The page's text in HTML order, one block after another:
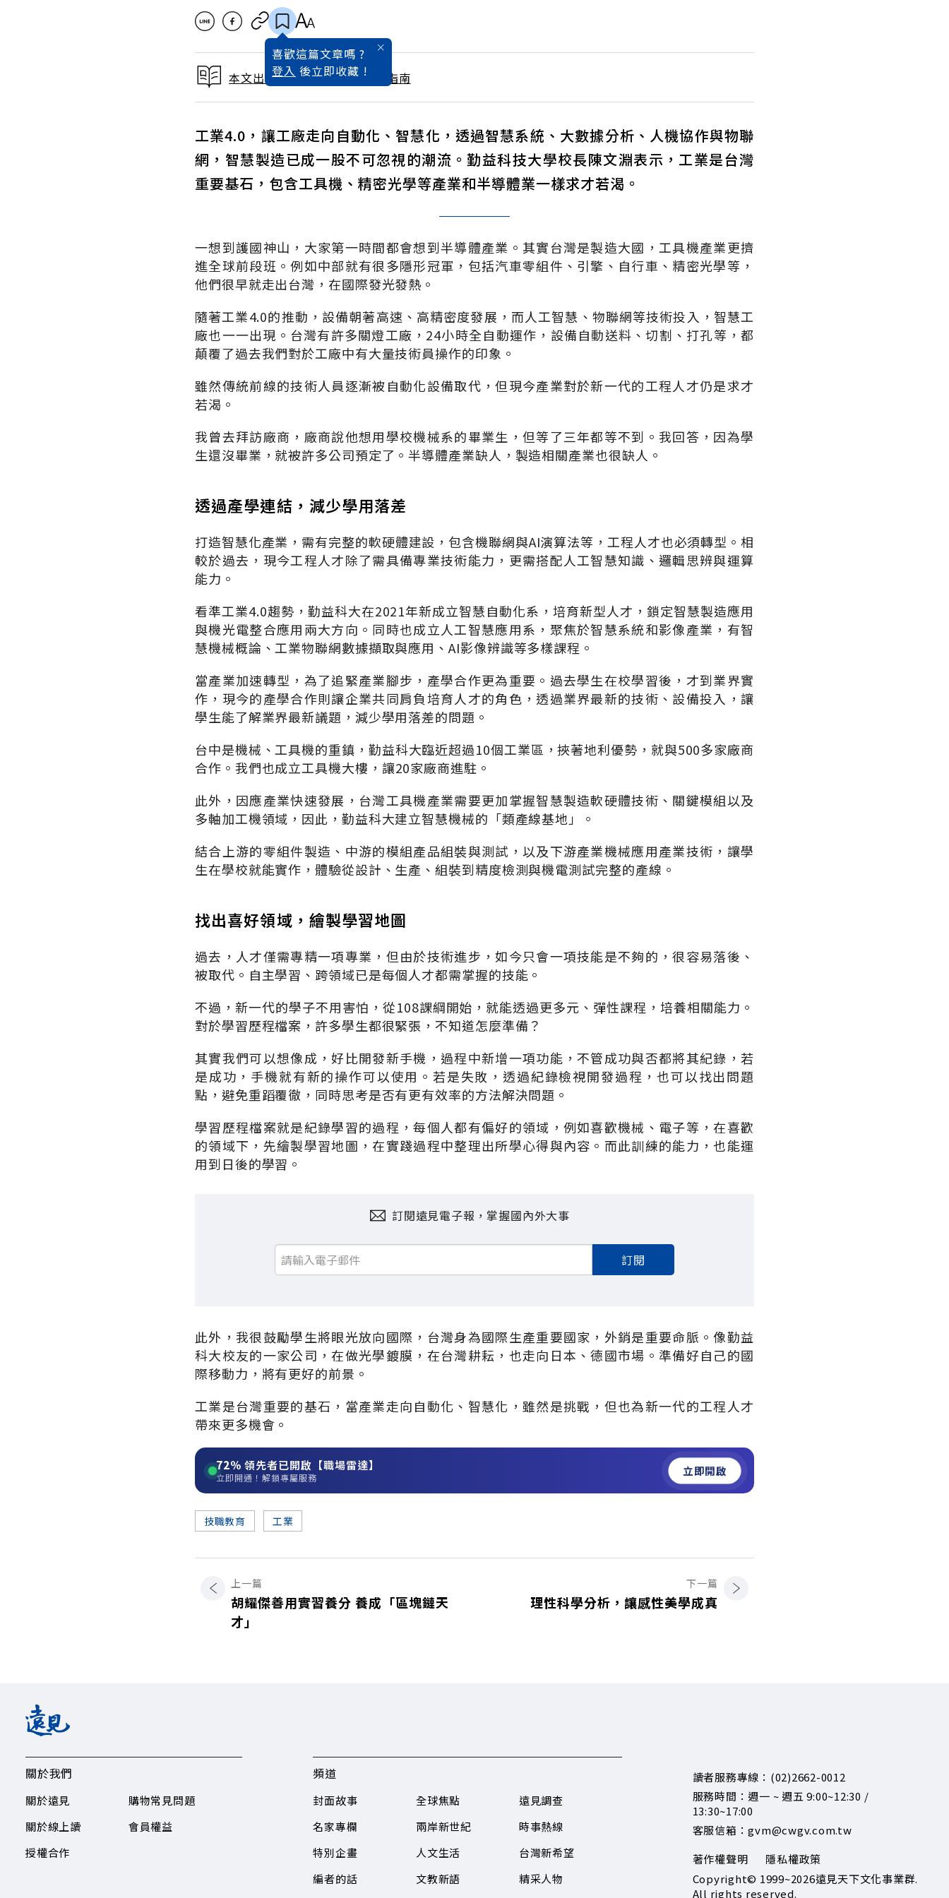
喜歡這篇文章嗎 ?
登入 後立即收藏 !
本文出自2022大學暨技職入學指南
工業4.0，讓工廠走向自動化、智慧化，透過智慧系統、大數據分析、人機協作與物聯
網，智慧製造已成一股不可忽視的潮流。勤益科技大學校長陳文淵表示，工業是台灣
重要基石，包含工具機、精密光學等產業和半導體業一樣求才若渴。
一想到護國神山，大家第一時間都會想到半導體產業。其實台灣是製造大國，工具機產業更擠
進全球前段班。例如中部就有很多隱形冠軍，包括汽車零組件、引擎、自行車、精密光學等，
他們很早就走出台灣，在國際發光發熱。
隨著工業4.0的推動，設備朝著高速、高精密度發展，而人工智慧、物聯網等技術投入，智慧工
廠也一一出現。台灣有許多關燈工廠， 24小時全自動運作，設備自動送料、切割、打孔等，都
顛覆了過去我們對於工廠中有大量技術員操作的印象。
雖然傳統前線的技術人員逐漸被自動化設備取代，但現今產業對於新一代的工程人才仍是求才
若渴。
我曾去拜訪廠商，廠商說他想用學校機械系的畢業生，但等了三年都等不到。我回答，因為學
生還沒畢業，就被許多公司預定了。半導體產業缺人，製造相關產業也很缺人。
透過產學連結，減少學用落差
打造智慧化產業，需有完整的軟硬體建設，包含機聯網與AI演算法等，工程人才也必須轉型。相
較於過去，現今工程人才除了需具備專業技術能力，更需搭配人工智慧知識、邏輯思辨與運算
能力。
看準工業4.0趨勢，勤益科大在2021年新成立智慧自動化系，培育新型人才，鎖定智慧製造應用
與機光電整合應用兩大方向。同時也成立人工智慧應用系，聚焦於智慧系統和影像產業，有智
慧機械概論、工業物聯網數據擷取與應用、AI影像辨識等多樣課程。
當產業加速轉型，為了追緊產業腳步，產學合作更為重要。過去學生在校學習後，才到業界實
作，現今的產學合作則讓企業共同肩負培育人才的角色，透過業界最新的技術、設備投入，讓
學生能了解業界最新議題，減少學用落差的問題。
台中是機械、工具機的重鎮，勤益科大臨近超過10個工業區，挾著地利優勢，就與500多家廠商
合作。我們也成立工具機大樓，讓20家廠商進駐。
此外，因應產業快速發展，台灣工具機產業需要更加掌握智慧製造軟硬體技術、關鍵模組以及
多軸加工機領域，因此，勤益科大建立智慧機械的「類產線基地」。
結合上游的零組件製造、中游的模組產品組裝與測試，以及下游產業機械應用產業技術，讓學
生在學校就能實作，體驗從設計、生產、組裝到精度檢測與機電測試完整的產線。
找出喜好領域，繪製學習地圖
過去，人才僅需專精一項專業，但由於技術進步，如今只會一項技能是不夠的，很容易落後、
被取代。自主學習、跨領域已是每個人才都需掌握的技能。
不過，新一代的學子不用害怕，從108課綱開始，就能透過更多元、彈性課程，培養相關能力。
對於學習歷程檔案，許多學生都很緊張，不知道怎麼準備？
其實我們可以想像成，好比開發新手機，過程中新增一項功能，不管成功與否都將其紀錄，若
是成功，手機就有新的操作可以使用。若是失敗，透過紀錄檢視開發過程，也可以找出問題
點，避免重蹈覆徹，同時思考是否有更有效率的方法解決問題。
學習歷程檔案就是紀錄學習的過程，每個人都有偏好的領域，例如喜歡機械、電子等，在喜歡
的領域下，先繪製學習地圖，在實踐過程中整理出所學心得與內容。而此訓練的能力，也能運
用到日後的學習。
訂閱遠見電子報，掌握國內外大事
訂閱
此外，我很鼓勵學生將眼光放向國際，台灣身為國際生產重要國家，外銷是重要命脈。像勤益
科大校友的一家公司，在做光學鍍膜，在台灣耕耘，也走向日本、德國市場。準備好自己的國
際移動力，將有更好的前景。
工業是台灣重要的基石，當產業走向自動化、智慧化，雖然是挑戰，但也為新一代的工程人才
帶來更多機會。
72% 領先者已開啟【職場雷達】
立即開通！解鎖專屬服務 立即開啟
技職教育 工業
上一篇
胡耀傑善用實習養分 養成「區塊鏈天
才」
下一篇
理性科學分析，讓感性美學成真
關於我們
關於遠見
關於線上讀
授權合作
購物常見問題
會員權益
頻道
封面故事
名家專欄
特別企畫
編者的話
全球焦點
兩岸新世紀
人文生活
文教新語
遠見調查
時事熱線
台灣新希望
精采人物
讀者服務專線：(02)2662-0012
服務時間：週一 ~ 週五 9:00~12:30 /
13:30~17:00
客服信箱：gvm@cwgv.com.tw
著作權聲明
隱私權政策
Copyright© 1999~2026遠見天下文化事業群.
All rights reserved.